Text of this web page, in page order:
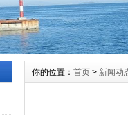
你的位置： 首页 > 新闻动